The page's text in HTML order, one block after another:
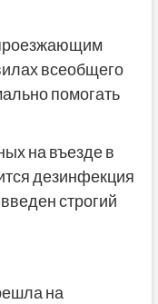
всеобщего
помогать
на въезде в
дезинфекция
строгий
на